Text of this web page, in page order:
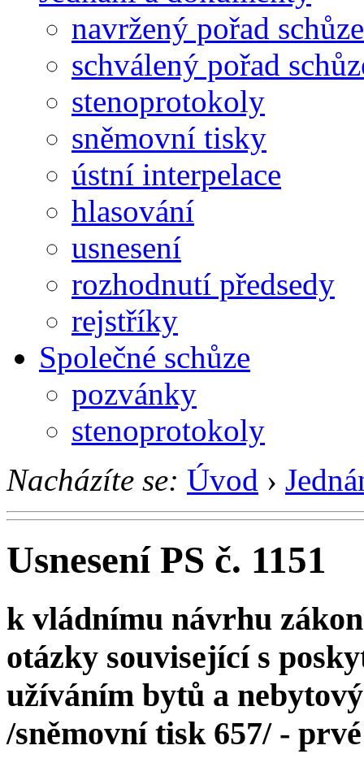
navržený pořad schůze
schválený pořad
stenoprotokoly
sněmovní tisky
ústní interpelace
hlasování
usnesení
rozhodnutí předsedy
rejstříky
Společné schůze
pozvánky
stenoprotokoly
Nacházíte se: Úvod ›
Usnesení PS č. 1151
k vládnímu návrhu
otázky související s
užíváním bytů a
/sněmovní tisk 657/ -